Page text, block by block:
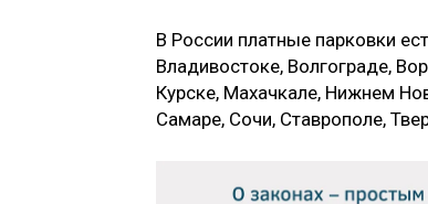
В России платные парковки
Владивостоке, Волгограде,
Курске, Махачкале, Нижнем
Самаре, Сочи, Ставрополе,